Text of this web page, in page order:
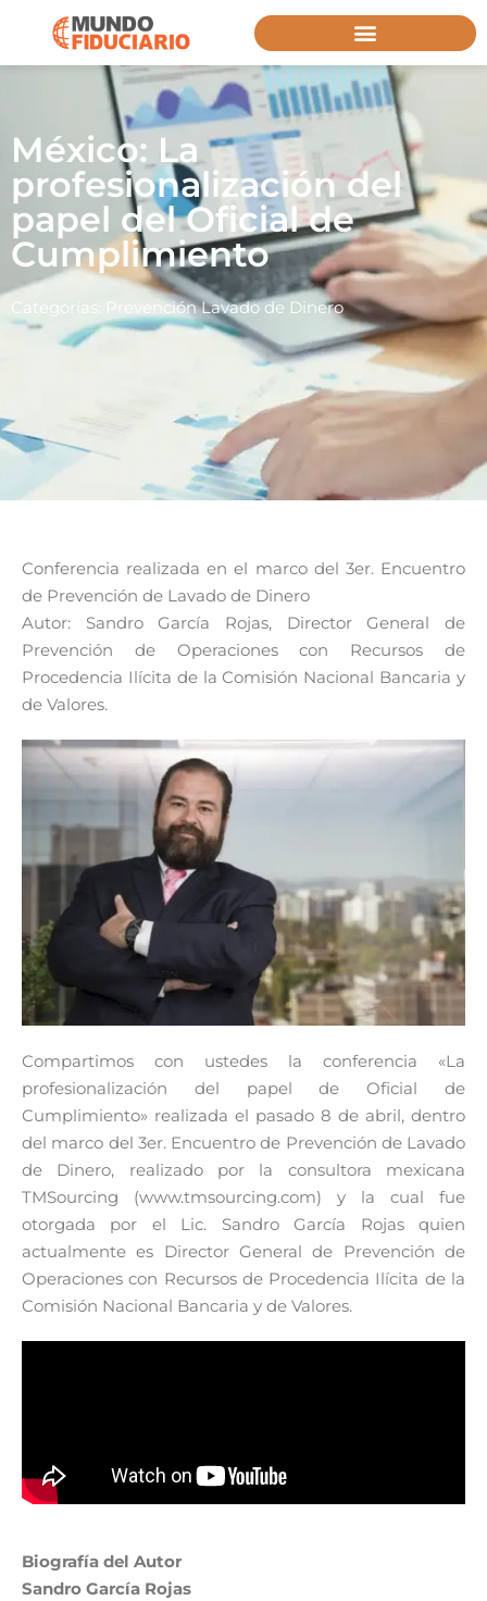
México: La
profesionalización del
papel del Oficial de
Cumplimiento
Categorías: Prevención Lavado de Dinero
Conferencia realizada en el marco del 3er. Encuentro
de Prevención de Lavado de Dinero
Autor: Sandro García Rojas, Director General de
Prevención de Operaciones con Recursos de
Procedencia Ilícita de la Comisión Nacional Bancaria y
de Valores.
Compartimos con ustedes la conferencia «La
profesionalización del papel de Oficial de
Cumplimiento» realizada el pasado 8 de abril, dentro
del marco del 3er. Encuentro de Prevención de Lavado
de Dinero, realizado por la consultora mexicana
TMSourcing (www.tmsourcing.com) y la cual fue
otorgada por el Lic. Sandro García Rojas quien
actualmente es Director General de Prevención de
Operaciones con Recursos de Procedencia Ilícita de la
Comisión Nacional Bancaria y de Valores.
Biografía del Autor
Sandro García Rojas